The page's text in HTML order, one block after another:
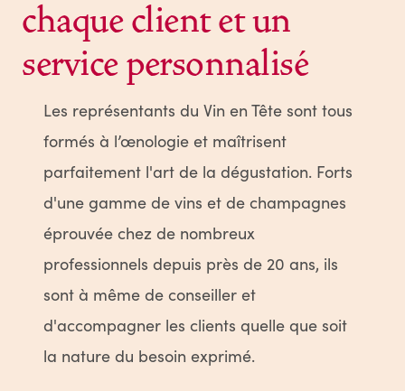
chaque client et un
service personnalisé
Les représentants du Vin en Tête sont tous
formés à l’œnologie et maîtrisent
parfaitement l'art de la dégustation. Forts
d'une gamme de vins et de champagnes
éprouvée chez de nombreux
professionnels depuis près de 20 ans, ils
sont à même de conseiller et
d'accompagner les clients quelle que soit
la nature du besoin exprimé.